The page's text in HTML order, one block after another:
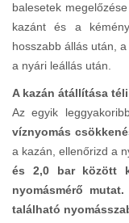
balesetek
kazánt és a
hosszabb állás után,
a nyári leállás után.
A kazán átállítása
Az egyik
víznyomás
a kazán, ellenőrizd a
és 2,0 bar között
nyomásmérő
található